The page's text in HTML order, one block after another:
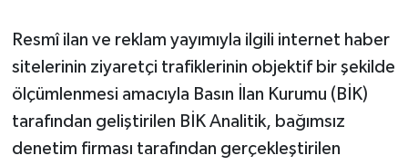
Resmî ilan ve reklam yayımıyla ilgili internet haber
sitelerinin ziyaretçi trafiklerinin objektif bir şekilde
ölçümlenmesi amacıyla Basın İlan Kurumu (BİK)
tarafından geliştirilen BİK Analitik, bağımsız
denetim firması tarafından gerçekleştirilen